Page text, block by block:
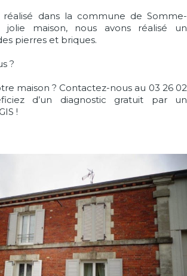
réalisé dans la commune de Somme-
jolie maison, nous avons réalisé un
pierres et briques.
?
maison ? Contactez-nous au 03 26 02
d’un diagnostic gratuit par un
!